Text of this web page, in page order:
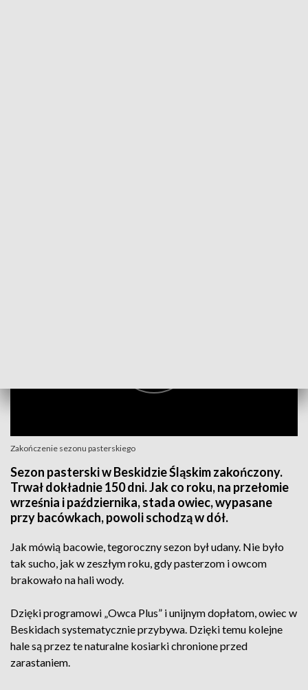
Zakończenie sezonu pasterskiego
Sezon pasterski w Beskidzie Śląskim zakończony.
Trwał dokładnie 150 dni. Jak co roku, na przełomie
września i października, stada owiec, wypasane
przy bacówkach, powoli schodzą w dół.
Jak mówią bacowie, tegoroczny sezon był udany. Nie było
tak sucho, jak w zeszłym roku, gdy pasterzom i owcom
brakowało na hali wody.
Dzięki programowi „Owca Plus” i unijnym dopłatom, owiec w
Beskidach systematycznie przybywa. Dzięki temu kolejne
hale są przez te naturalne kosiarki chronione przed
zarastaniem.